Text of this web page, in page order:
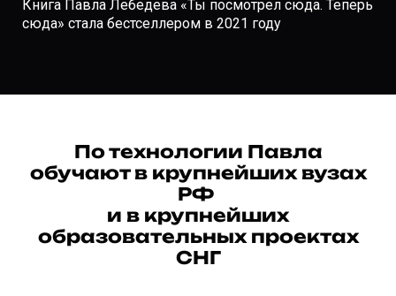
Книга Павла Лебедева «Ты посмотрел сюда. Теперь
сюда» стала бестселлером в 2021 году
По технологии Павла
обучают в крупнейших вузах
РФ
и в крупнейших
образовательных проектах
СНГ